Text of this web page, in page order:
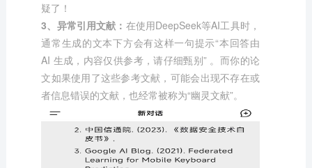
疑了！
3、异常引用文献： 在使用DeepSeek等AI工具时，
通常生成的文本下方会有这样一句提示“本回答由
AI 生成，内容仅供参考，请仔细甄别” 。而你的论
文如果使用了这些参考文献，可能会出现不存在或
者信息错误的文献，也经常被称为“幽灵文献”。